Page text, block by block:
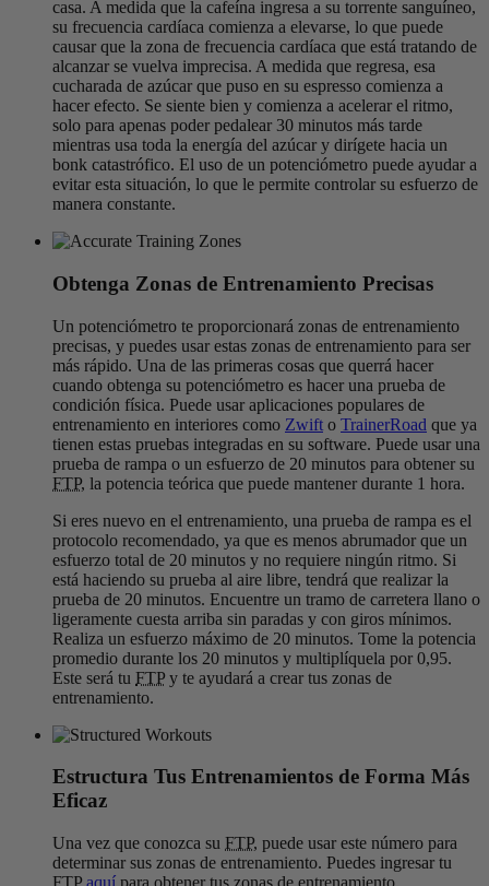
casa. A medida que la cafeína ingresa a su torrente sanguíneo,
su frecuencia cardíaca comienza a elevarse, lo que puede
causar que la zona de frecuencia cardíaca que está tratando de
alcanzar se vuelva imprecisa. A medida que regresa, esa
cucharada de azúcar que puso en su espresso comienza a
hacer efecto. Se siente bien y comienza a acelerar el ritmo,
solo para apenas poder pedalear 30 minutos más tarde
mientras usa toda la energía del azúcar y dirígete hacia un
bonk catastrófico. El uso de un potenciómetro puede ayudar a
evitar esta situación, lo que le permite controlar su esfuerzo de
manera constante.
Obtenga Zonas de Entrenamiento Precisas
Un potenciómetro te proporcionará zonas de entrenamiento
precisas, y puedes usar estas zonas de entrenamiento para ser
más rápido. Una de las primeras cosas que querrá hacer
cuando obtenga su potenciómetro es hacer una prueba de
condición física. Puede usar aplicaciones populares de
entrenamiento en interiores como Zwift o TrainerRoad que ya
tienen estas pruebas integradas en su software. Puede usar una
prueba de rampa o un esfuerzo de 20 minutos para obtener su
FTP, la potencia teórica que puede mantener durante 1 hora.
Si eres nuevo en el entrenamiento, una prueba de rampa es el
protocolo recomendado, ya que es menos abrumador que un
esfuerzo total de 20 minutos y no requiere ningún ritmo. Si
está haciendo su prueba al aire libre, tendrá que realizar la
prueba de 20 minutos. Encuentre un tramo de carretera llano o
ligeramente cuesta arriba sin paradas y con giros mínimos.
Realiza un esfuerzo máximo de 20 minutos. Tome la potencia
promedio durante los 20 minutos y multiplíquela por 0,95.
Este será tu FTP y te ayudará a crear tus zonas de
entrenamiento.
Estructura Tus Entrenamientos de Forma Más
Eficaz
Una vez que conozca su FTP, puede usar este número para
determinar sus zonas de entrenamiento. Puedes ingresar tu
FTP aquí para obtener tus zonas de entrenamiento.